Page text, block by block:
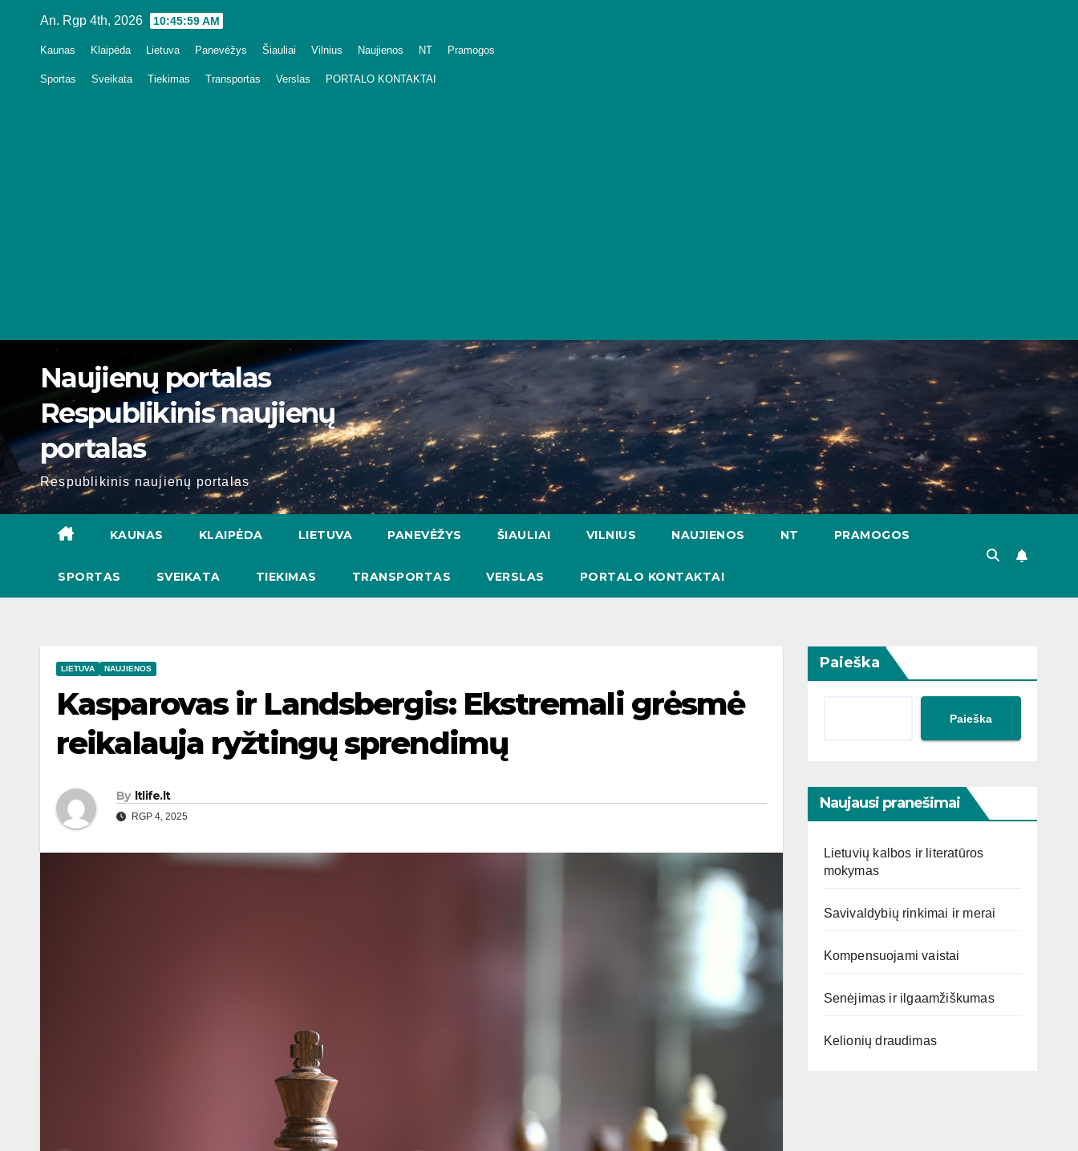
An. Rgp 4th, 2026 10:46:00 AM
Kaunas Klaipėda Lietuva Panevėžys Šiauliai Vilnius Naujienos NT Pramogos
Sportas Sveikata Tiekimas Transportas Verslas PORTALO KONTAKTAI
Naujienų portalas
Respublikinis naujienų
portalas
Respublikinis naujienų portalas
KAUNAS KLAIPĖDA LIETUVA PANEVĖŽYS ŠIAULIAI VILNIUS NAUJIENOS NT PRAMOGOS
SPORTAS SVEIKATA TIEKIMAS TRANSPORTAS VERSLAS PORTALO KONTAKTAI
LIETUVA NAUJIENOS
Kasparovas ir Landsbergis: Ekstremali grėsmė
reikalauja ryžtingų sprendimų
By ltlife.lt
RGP 4, 2025
Paieška
Paieška
Naujausi pranešimai
Lietuvių kalbos ir literatūros
mokymas
Savivaldybių rinkimai ir merai
Kompensuojami vaistai
Senėjimas ir ilgaamžiškumas
Kelionių draudimas